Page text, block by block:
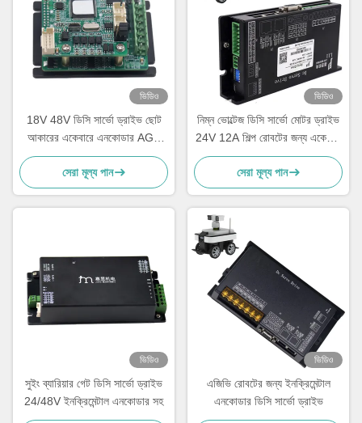
ভিডিও
18V 48V ডিসি সার্ভো ড্রাইভ ছোট
আকারের একেবারে এনকোডার AGV
রোবট গুদামের জন্য
সেরা মূল্য পান
ভিডিও
নিম্ন ভোল্টেজ ডিসি সার্ভো মোটর ড্রাইভ
24V 12A শিল্প রোবটের জন্য একেবারে
এনকোডার
সেরা মূল্য পান
ভিডিও
সুইং ব্যারিয়ার গেট ডিসি সার্ভো ড্রাইভ
24/48V ইনক্রিমেন্টাল এনকোডার সহ
ভিডিও
এজিভি রোবটের জন্য ইনক্রিমেন্টাল
এনকোডার ডিসি সার্ভো ড্রাইভ